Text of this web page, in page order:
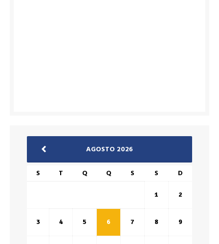
AGOSTO 2026
S T Q Q S S D
1 2
3 4 5 6 7 8 9